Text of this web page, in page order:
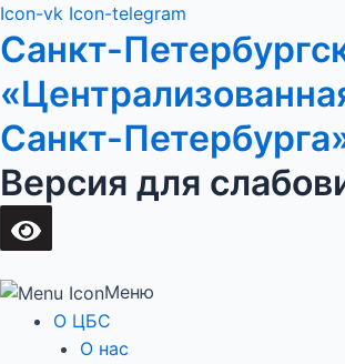
Перейти
к
содержимому
Icon-vk Icon-telegram
Санкт-
Санкт-
Версия для
Меню
О ЦБС
О нас
Main
Menu